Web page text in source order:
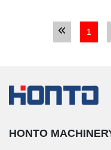
1
HONTO